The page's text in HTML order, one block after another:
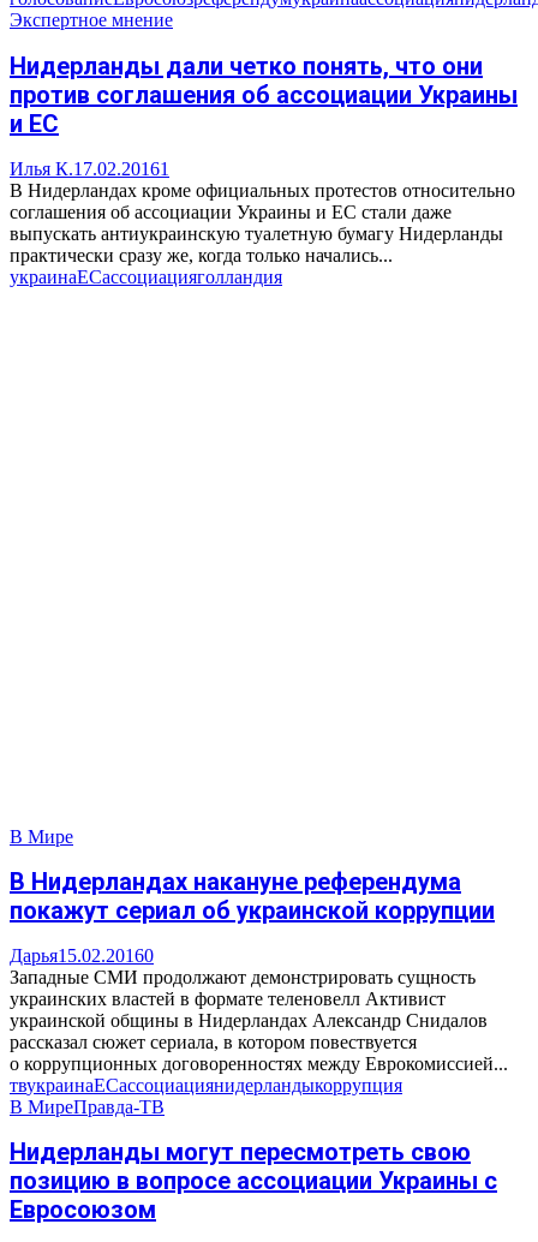
Экспертное мнение
Нидерланды дали четко понять, что они
против соглашения об ассоциации Украины
и ЕС
Илья К.17.02.20161
В Нидерландах кроме официальных протестов относительно
соглашения об ассоциации Украины и ЕС стали даже
выпускать антиукраинскую туалетную бумагу Нидерланды
практически сразу же, когда только начались...
украинаЕСассоциацияголландия
В Мире
В Нидерландах накануне референдума
покажут сериал об украинской коррупции
Дарья15.02.20160
Западные СМИ продолжают демонстрировать сущность
украинских властей в формате теленовелл Активист
украинской общины в Нидерландах Александр Снидалов
рассказал сюжет сериала, в котором повествуется
о коррупционных договоренностях между Еврокомиссией...
твукраинаЕСассоциациянидерландыкоррупция
В МиреПравда-ТВ
Нидерланды могут пересмотреть свою
позицию в вопросе ассоциации Украины с
Евросоюзом